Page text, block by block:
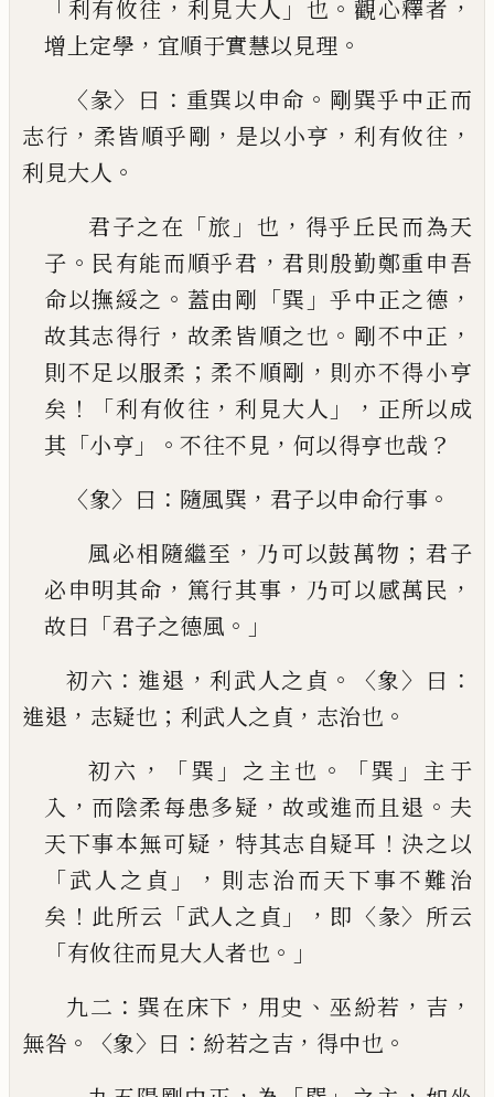
「 利有攸往 ， 利見大人 」 也 。觀心釋者 ，
增上定學 ， 宜順于實慧以見理 。
〈彖〉 曰 ： 重巽以申命 。 剛巽乎中正而
志行 ， 柔皆順乎剛 ， 是以小亨 ，利有攸往 ，
利見大人 。
君子之在 「旅 」 也 ， 得乎丘民而為天
子 。 民有能而順乎君 ， 君則殷勤鄭重申吾
命以撫綏之 。 蓋由剛 「巽 」乎中正之德 ，
故其志得行 ， 故柔皆順之也 。 剛不中正 ，
則不足以服柔 ； 柔不順剛 ， 則亦不得小亨
矣 ！「利有攸往 ， 利見大人 」， 正所以成
其 「小亨 」。 不往不見 ， 何以得亨也哉 ？
〈象〉 曰 ： 隨風巽 ， 君子以申命行事 。
風必相隨繼至 ， 乃可以鼓萬物 ； 君子
必申明其命 ， 篤行其事 ， 乃可以感萬民 ，
故曰 「君子之德風 。」
初六 ： 進退 ，利武人之貞 。〈象〉 曰 ：
進退 ， 志疑也 ； 利武人之 貞 ， 志治也 。
初六 ，「巽 」 之主也 。「巽 」
主于
入 ， 而陰柔每患多疑 ，故或進而且退 。 夫
天下事本無可疑 ， 特其志自疑耳 ！ 決之以
「武人之貞 」， 則志治而天下事不難治
矣 ！ 此所云 「武人之貞 」， 即 〈彖〉 所云
「有攸往而見大人者也 。」
九二 ：巽在床下 ， 用史 、 巫紛若 ， 吉 ，
無咎 。〈象〉 曰 ： 紛若之吉 ， 得中也 。